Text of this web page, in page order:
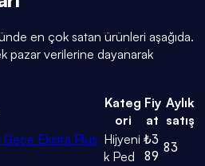
en çok satan ürünleri aşağıda.
pazar verilerine dayanarak
Kateg
ori
Fiy
at
Aylık
satış
Ekstra Plus Hijyeni
k Ped
₺3
89
83